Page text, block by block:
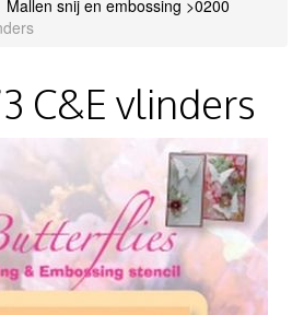
Mallen snij en embossing >0200
C&E vlinders